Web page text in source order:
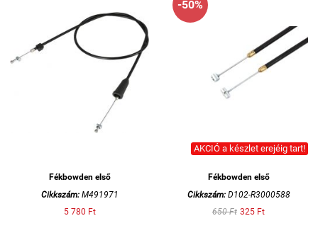
Fékbowden első
Cikkszám:M491971
5 780 Ft
-50%
AKCIÓ a készlet erejéig tart!
Fékbowden első
Cikkszám:D102-R3000588
650 Ft 325 Ft